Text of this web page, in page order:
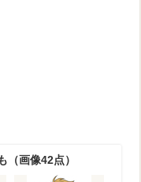
画像42点）